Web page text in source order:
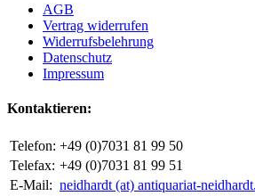
AGB
Vertrag widerrufen
Widerrufsbelehrung
Datenschutz
Impressum
Kontaktieren:
Telefon: +49 (0)7031 81 99 50
Telefax: +49 (0)7031 81 99 51
E-Mail: neidhardt (at) antiquariat-